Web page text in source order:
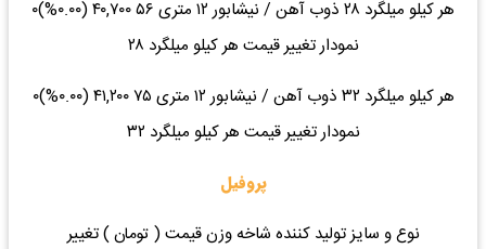
هر کیلو میلگرد ۲۸ ذوب آهن / نیشابور ۱۲ متری ۵۶ ۴۰,۷۰۰ (۰.۰۰%)۰
نمودار تغییر قیمت هر کیلو میلگرد ۲۸
هر کیلو میلگرد ۳۲ ذوب آهن / نیشابور ۱۲ متری ۷۵ ۴۱,۲۰۰ (۰.۰۰%)۰
نمودار تغییر قیمت هر کیلو میلگرد ۳۲
پروفیل
نوع و سایز تولید کننده شاخه وزن قیمت ( تومان ) تغییر